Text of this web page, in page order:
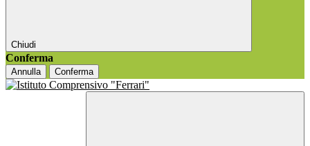
Chiudi
Conferma
Annulla Conferma